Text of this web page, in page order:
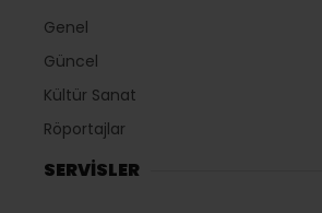
Genel
Güncel
Kültür Sanat
Röportajlar
SERVİSLER